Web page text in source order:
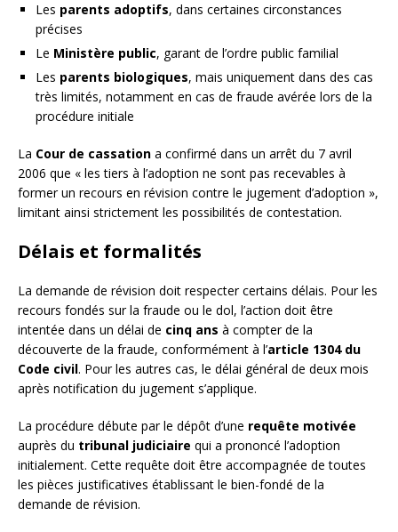
Les parents adoptifs, dans certaines circonstances
précises
Le Ministère public, garant de l’ordre public familial
Les parents biologiques, mais uniquement dans des cas
très limités, notamment en cas de fraude avérée lors de la
procédure initiale
La Cour de cassation a confirmé dans un arrêt du 7 avril
2006 que « les tiers à l’adoption ne sont pas recevables à
former un recours en révision contre le jugement d’adoption »,
limitant ainsi strictement les possibilités de contestation.
Délais et formalités
La demande de révision doit respecter certains délais. Pour les
recours fondés sur la fraude ou le dol, l’action doit être
intentée dans un délai de cinq ans à compter de la
découverte de la fraude, conformément à l’article 1304 du
Code civil. Pour les autres cas, le délai général de deux mois
après notification du jugement s’applique.
La procédure débute par le dépôt d’une requête motivée
auprès du tribunal judiciaire qui a prononcé l’adoption
initialement. Cette requête doit être accompagnée de toutes
les pièces justificatives établissant le bien-fondé de la
demande de révision.